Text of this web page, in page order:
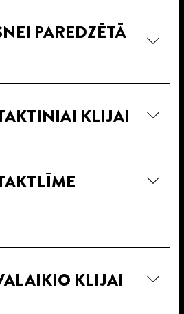
PAREDZĒTĀ
KLIJAI
KLIJAI